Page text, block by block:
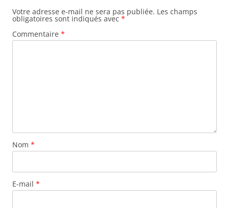
Votre adresse e-mail ne sera pas publiée. Les champs
obligatoires sont indiqués avec *
Commentaire *
Nom *
E-mail *